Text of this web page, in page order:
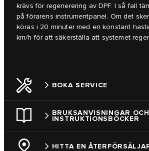
krävs för regenerering av DPF. I så fall
på förarens instrumentpanel. Om det
köras i 20 minuter med en konstant
km/h för att säkerställa att systemet
BOKA SERVICE
BRUKSANVISNINGAR OCH
INSTRUKTIONSBÖCKER
HITTA EN